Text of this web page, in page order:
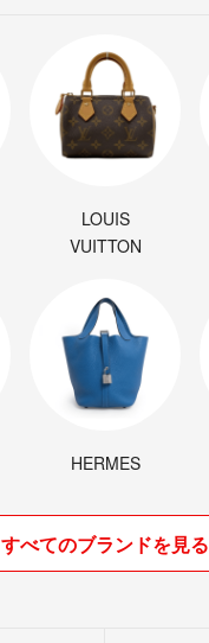
LOUIS
VUITTON
HERMES
すべてのブランドを見る